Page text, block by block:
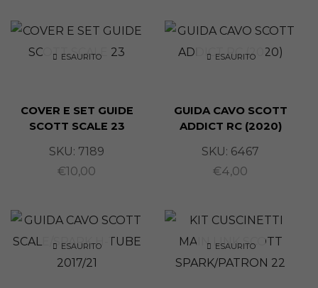
ESAURITO
COVER E SET GUIDE
SCOTT SCALE 23
SKU: 7189
€10,00
ESAURITO
GUIDA CAVO SCOTT
ADDICT RC (2020)
SKU: 6467
€4,00
ESAURITO ESAURITO